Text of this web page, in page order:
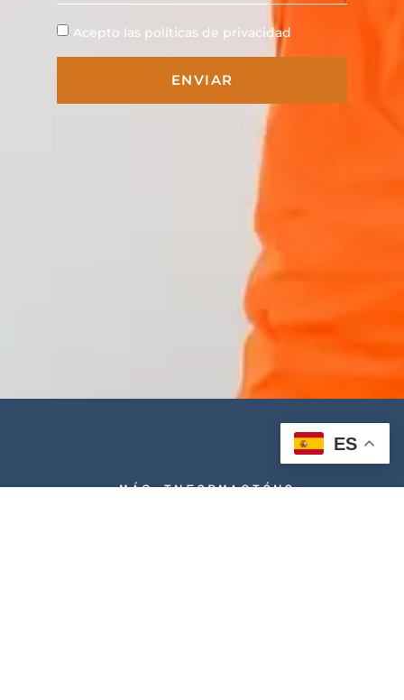
Acepto las políticas de privacidad
ENVIAR
¿MÁS INFORMACIÓN?
ES